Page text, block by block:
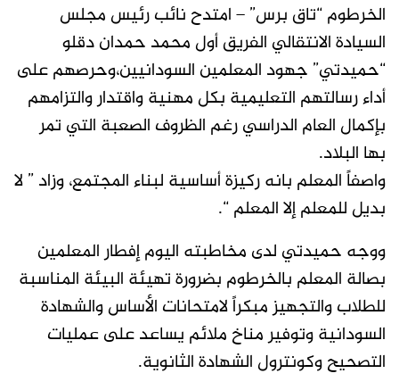
الخرطوم “تاق برس” – امتدح نائب رئيس مجلس
السيادة الانتقالي الفريق أول محمد حمدان دقلو
“حميدتي” جهود المعلمين السودانيين،وحرصهم على
أداء رسالتهم التعليمية بكل مهنية واقتدار والتزامهم
بإكمال العام الدراسي رغم الظروف الصعبة التي تمر
بها البلاد.
واصفاً المعلم بانه ركيزة أساسية لبناء المجتمع، وزاد ” لا
بديل للمعلم إلا المعلم “.
ووجه حميدتي لدى مخاطبته اليوم إفطار المعلمين
بصالة المعلم بالخرطوم بضرورة تهيئة البيئة المناسبة
للطلاب والتجهيز مبكراً لامتحانات الأساس والشهادة
السودانية وتوفير مناخ ملائم يساعد على عمليات
التصحيح وكونترول الشهادة الثانوية.